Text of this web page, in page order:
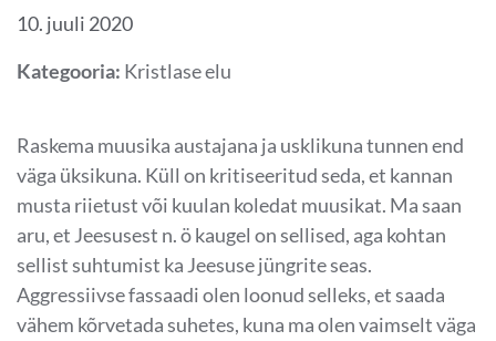
10. juuli 2020
Kategooria: Kristlase elu
Raskema muusika austajana ja usklikuna tunnen end
väga üksikuna. Küll on kritiseeritud seda, et kannan
musta riietust või kuulan koledat muusikat. Ma saan
aru, et Jeesusest n. ö kaugel on sellised, aga kohtan
sellist suhtumist ka Jeesuse jüngrite seas.
Aggressiivse fassaadi olen loonud selleks, et saada
vähem kõrvetada suhetes, kuna ma olen vaimselt väga